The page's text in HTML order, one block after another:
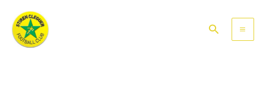
contenu
Rechercher